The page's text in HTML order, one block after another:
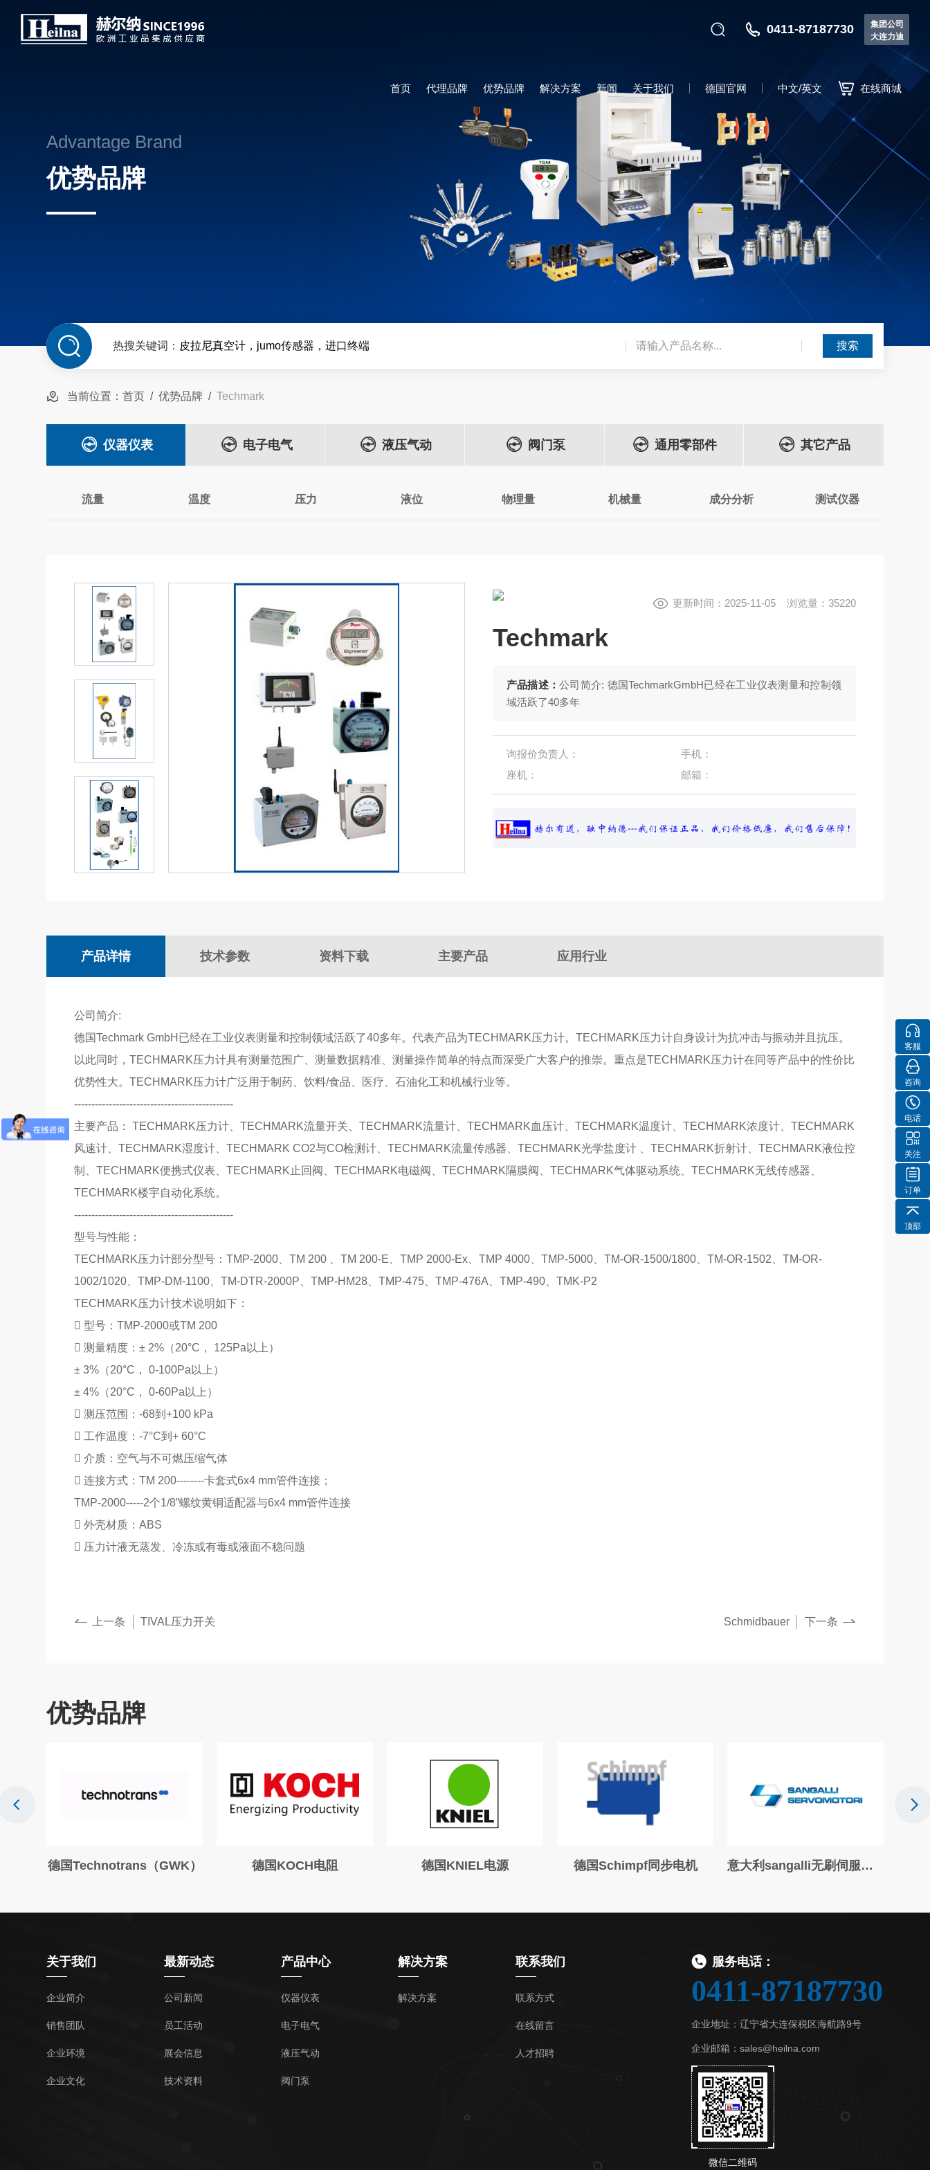
集团公司
大连力迪
0411-87187730
首页 代理品牌 优势品牌 解决方案 新闻 关于我们 德国官网 中文/英文 在线商城
Advantage Brand
优势品牌
热搜关键词： 皮拉尼真空计，jumo传感器，进口终端
当前位置：首页 /优势品牌 /Techmark
仪器仪表 电子电气 液压气动 阀门泵 通用零部件 其它产品
流量 温度 压力 液位 物理量 机械量 成分分析 测试仪器
Techmark
更新时间：2025-11-05 浏览量：35220
产品描述： 公司简介: 德国TechmarkGmbH已经在工业仪表测量和控制领
域活跃了40多年
询报价负责人：
手机：
座机：
邮箱：
产品详情 技术参数 资料下载 主要产品 应用行业
公司简介:
德国Techmark GmbH已经在工业仪表测量和控制领域活跃了40多年。代表产品为TECHMARK压力计。TECHMARK压力计自身设计为抗冲击与振动并且抗压。
以此同时，TECHMARK压力计具有测量范围广、测量数据精准、测量操作简单的特点而深受广大客户的推崇。重点是TECHMARK压力计在同等产品中的性价比
优势性大。TECHMARK压力计广泛用于制药、饮料/食品、医疗、石油化工和机械行业等。
----------------------------------------------
主要产品： TECHMARK压力计、TECHMARK流量开关、TECHMARK流量计、TECHMARK血压计、TECHMARK温度计、TECHMARK浓度计、TECHMARK
风速计、TECHMARK湿度计、TECHMARK CO2与CO检测计、TECHMARK流量传感器、TECHMARK光学盐度计 、TECHMARK折射计、TECHMARK液位控
制、TECHMARK便携式仪表、TECHMARK止回阀、TECHMARK电磁阀、TECHMARK隔膜阀、TECHMARK气体驱动系统、TECHMARK无线传感器、
TECHMARK楼宇自动化系统。
----------------------------------------------
型号与性能：
TECHMARK压力计部分型号：TMP-2000、TM 200 、TM 200-E、TMP 2000-Ex、TMP 4000、TMP-5000、TM-OR-1500/1800、TM-OR-1502、TM-OR-
1002/1020、TMP-DM-1100、TM-DTR-2000P、TMP-HM28、TMP-475、TMP-476A、TMP-490、TMK-P2
TECHMARK压力计技术说明如下：
 型号：TMP-2000或TM 200
 测量精度：± 2%（20°C， 125Pa以上）
± 3%（20°C， 0-100Pa以上）
± 4%（20°C， 0-60Pa以上）
 测压范围：-68到+100 kPa
 工作温度：-7°C到+ 60°C
 介质：空气与不可燃压缩气体
 连接方式：TM 200--------卡套式6x4 mm管件连接；
TMP-2000-----2个1/8”螺纹黄铜适配器与6x4 mm管件连接
 外壳材质：ABS
 压力计液无蒸发、冷冻或有毒或液面不稳问题
上一条 TIVAL压力开关 下一条
Schmidbauer
优势品牌
德国Technotrans（GWK） 德国KOCH电阻 德国KNIEL电源 德国Schimpf同步电机 意大利sangalli无刷伺服电机
关于我们
企业简介
销售团队
企业环境
企业文化
最新动态
公司新闻
员工活动
展会信息
技术资料
产品中心
仪器仪表
电子电气
液压气动
阀门泵
解决方案
解决方案
联系我们
联系方式
在线留言
人才招聘
服务电话：
0411-87187730
企业地址：辽宁省大连保税区海航路9号
企业邮箱：sales@heilna.com
微信二维码
客服
咨询
电话
关注
订单
顶部